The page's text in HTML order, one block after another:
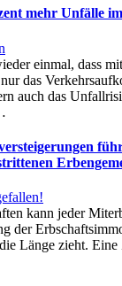
mehr Unfälle
einmal, dass
das
auch das
kann jeder
der
Länge zieht.